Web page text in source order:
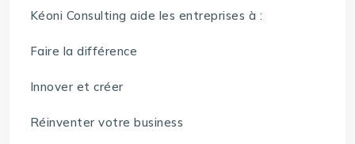
Kéoni Consulting aide les entreprises à :
Faire la différence
Innover et créer
Réinventer votre business